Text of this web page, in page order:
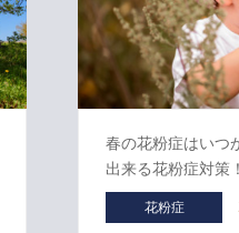
春の花粉症はいつ
出来る花粉症対策！
花粉症